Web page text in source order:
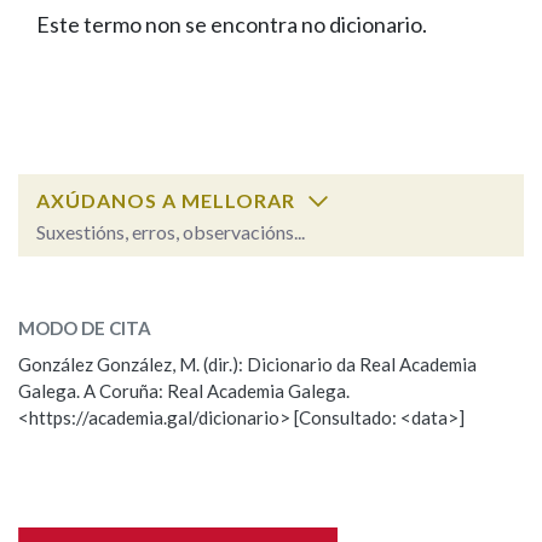
FIGURAS HOMENAXEADAS
PORTAL DAS PALABRAS
Facebook
TwitterYoutubeInstagram
Bluesky
BUSCAR NOS LEMAS
Remata por
BUSCAR NO CONTIDO
Nas definicións
Este termo non se encontra no dicionario.
AXÚDANOS A MELLORAR
Suxestións, erros, observacións...
Observación
Nome
MODO DE CITA
González González, M. (dir.): Dicionario da Real Academia
Galega. A Coruña: Real Academia Galega.
<https://academia.gal/dicionario> [Consultado: <data>]